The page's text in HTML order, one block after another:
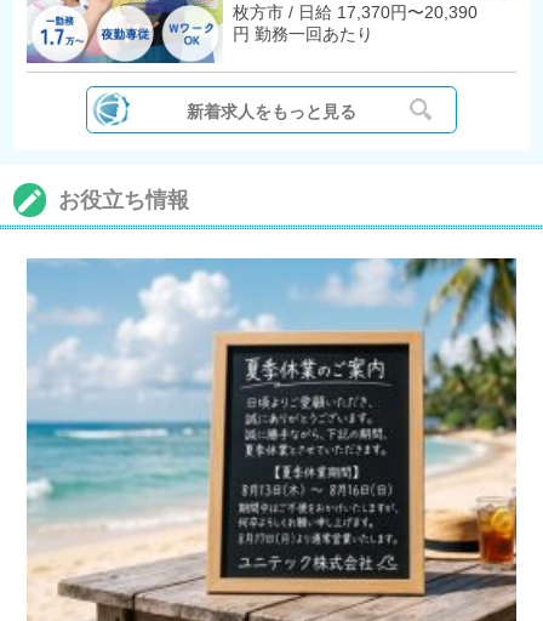
枚方市 / 日給 17,370円〜20,390
円 勤務一回あたり
新着求人をもっと見る
お役立ち情報